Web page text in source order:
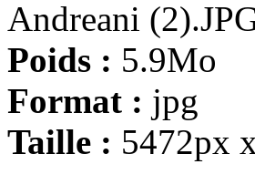
Andreani
Poids : 5.9Mo
Format : jpg
Taille : 5472px